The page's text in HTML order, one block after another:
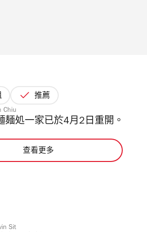
推薦
Chiu
麺処一家已於4月2日重開。
查看更多
Sit